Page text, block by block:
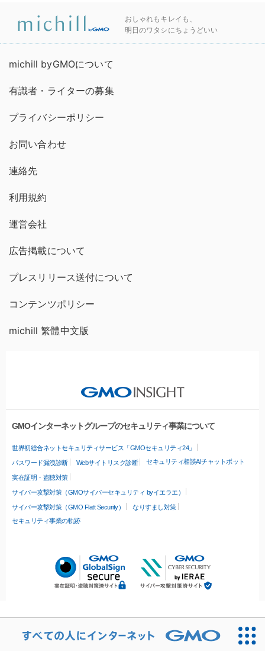
おしゃれもキレイも、
明日のワタシにちょうどいい
michill byGMOについて
有識者・ライターの募集
プライバシーポリシー
お問い合わせ
連絡先
利用規約
運営会社
広告掲載について
プレスリリース送付について
コンテンツポリシー
michill 繁體中文版
GMOインターネットグループのセキュリティ事業について
世界初総合ネットセキュリティサービス「GMOセキュリティ24」
パスワード漏洩診断 Webサイトリスク診断 セキュリティ相談AIチャットボット
実在証明・盗聴対策
サイバー攻撃対策（GMOサイバーセキュリティ byイエラエ）
サイバー攻撃対策（GMO Flatt Security）
なりすまし対策
セキュリティ事業の軌跡